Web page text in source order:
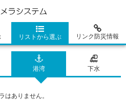
リストから選ぶ リンク防災情報
港湾 下水
はありません。